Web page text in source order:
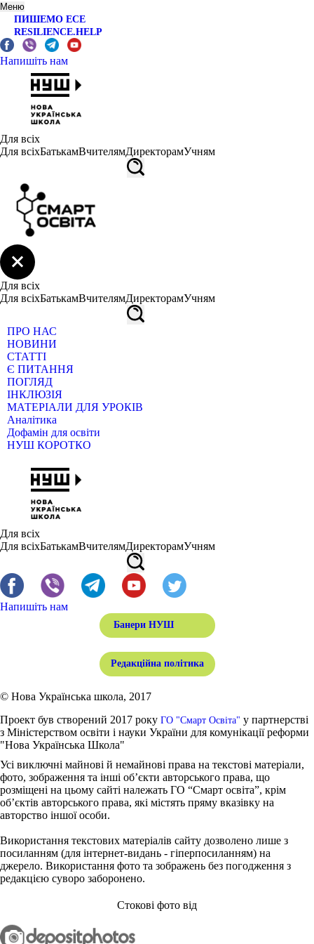
Меню
ПИШЕМО ЕСЕ
RESILIENCE.HELP
Напишіть нам
Для всіх
Для всіхБатькамВчителямДиректорамУчням
Для всіх
Для всіхБатькамВчителямДиректорамУчням
ПРО НАС
НОВИНИ
СТАТТІ
Є ПИТАННЯ
ПОГЛЯД
ІНКЛЮЗІЯ
МАТЕРІАЛИ ДЛЯ УРОКІВ
Аналітика
Дофамін для освіти
НУШ КОРОТКО
Для всіх
Для всіхБатькамВчителямДиректорамУчням
Напишіть нам
Банери НУШ
Редакційна політика
© Нова Українська школа, 2017
Проект був створений 2017 року ГО "Смарт Освіта" у партнерстві
з Міністерством освіти і науки України для комунікації реформи
"Нова Українська Школа"
Усі виключні майнові й немайнові права на текстові матеріали,
фото, зображення та інші об’єкти авторського права, що
розміщені на цьому сайті належать ГО “Смарт освіта”, крім
об’єктів авторського права, які містять пряму вказівку на
авторство іншої особи.
Використання текстових матеріалів сайту дозволено лише з
посиланням (для інтернет-видань - гіперпосиланням) на
джерело. Використання фото та зображень без погодження з
редакцією суворо заборонено.
Стокові фото від